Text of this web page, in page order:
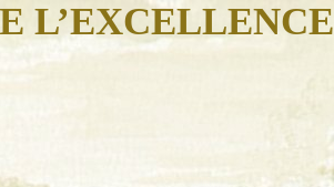
L’EXCELLENCE